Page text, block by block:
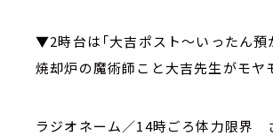
▼2時台は「大吉ポスト～いったん預
焼却炉の魔術師こと大吉先生がモヤ
ラジオネーム／14時ごろ体力限